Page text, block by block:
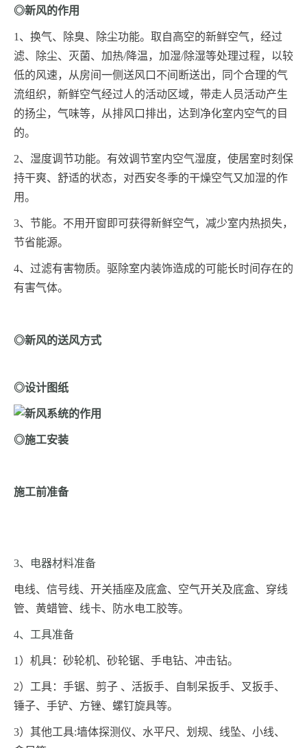
◎新风的作用
1 、换气、除臭、除尘功能。取自高空的新鲜空气，经过
滤、除尘、灭菌、加热/降温，加湿/除湿等处理过程，以较
低的风速，从房间一侧送风口不间断送出，同个合理的气
流组织，新鲜空气经过人的活动区域，带走人员活动产生
的扬尘，气味等，从排风口排出，达到净化室内空气的目
的。
2、湿度调节功能。有效调节室内空气湿度，使居室时刻保
持干爽、舒适的状态，对西安冬季的干燥空气又加湿的作
用。
3、节能。不用开窗即可获得新鲜空气，减少室内热损失，
节省能源。
4、过滤有害物质。驱除室内装饰造成的可能长时间存在的
有害气体。
◎新风的送风方式
◎设计图纸
◎施工安装
施工前准备
3、电器材料准备
电线、信号线、开关插座及底盒、空气开关及底盒、穿线
管、黄蜡管、线卡、防水电工胶等。
4、工具准备
1 ）机具：砂轮机、砂轮锯、手电钻、冲击钻。
2）工具：手锯、剪子 、活扳手、自制呆扳手、叉扳手、
锤子、手铲、方锉、螺钉旋具等。
3）其他工具:墙体探测仪、水平尺、划规、线坠、小线、